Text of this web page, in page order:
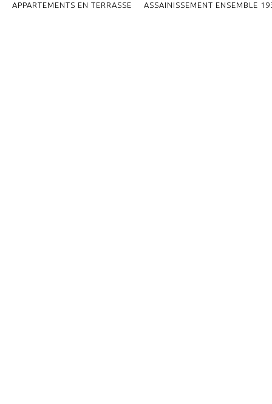
APPARTEMENTS EN TERRASSE
ASSAINISSEMENT ENSEMBLE